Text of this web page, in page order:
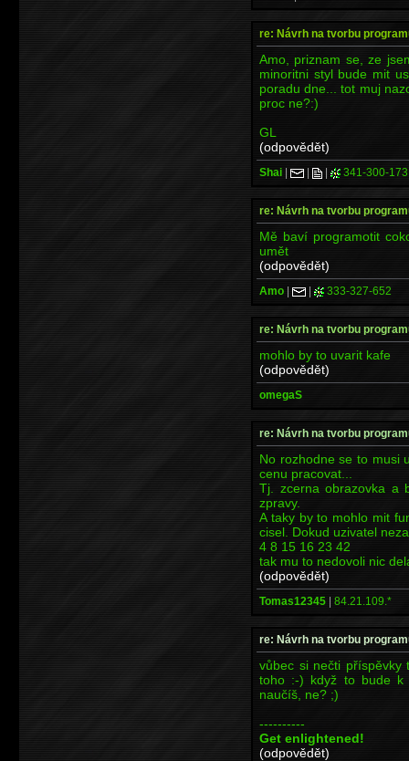
re: Návrh na tvorbu
Amo, priznam se, ze
minoritni styl bude mit
poradu dne... tot muj
proc ne?:)
GL
(odpovědět)
Shai | | | 341-300-173
re: Návrh na tvorbu
Mě baví programotit
umět
(odpovědět)
Amo | | 333-327-652
re: Návrh na tvorbu
mohlo by to uvarit kafe
(odpovědět)
omegaS
re: Návrh na tvorbu
No rozhodne se to musi
cenu pracovat...
Tj. zcerna obrazovka a
zpravy.
A taky by to mohlo mit
cisel. Dokud uzivatel
4 8 15 16 23 42
tak mu to nedovoli nic
(odpovědět)
Tomas12345 | 84.21.109.*
re: Návrh na tvorbu
vůbec si nečti
toho :-) když to bude k
naučíš, ne? ;)
----------
Get enlightened!
(odpovědět)